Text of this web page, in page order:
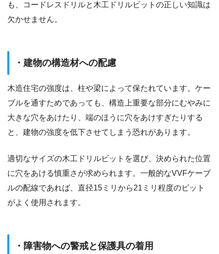
も、コードレスドリルと木工ドリルビットの正しい知識は
欠かせません。
・建物の構造材への配慮
木造住宅の強度は、柱や梁によって保たれています。ケー
ブルを通すためであっても、構造上重要な部分にむやみに
大きな穴をあけたり、端のほうに穴をあけすぎたりする
と、建物の強度を低下させてしまう恐れがあります。
適切なサイズの木工ドリルビットを選び、決められた位置
に穴をあける慎重さが求められます。一般的なVVFケーブ
ルの配線であれば、直径15ミリから21ミリ程度のビット
がよく使用されます。
・障害物への警戒と保護具の着用